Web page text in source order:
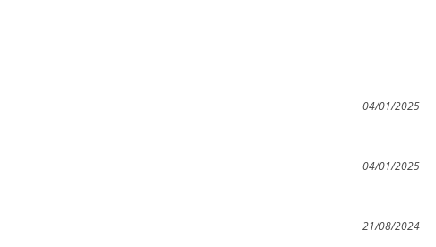
04/01/2025
04/01/2025
21/08/2024